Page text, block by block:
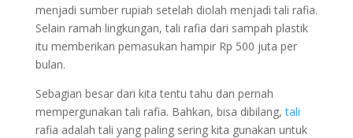
menjadi sumber rupiah setelah diolah menjadi tali rafia.
Selain ramah lingkungan, tali rafia dari sampah plastik
itu memberikan pemasukan hampir Rp 500 juta per
bulan.
Sebagian besar dari kita tentu tahu dan pernah
mempergunakan tali rafia. Bahkan, bisa dibilang,tali
rafia adalah tali yang paling sering kita gunakan untuk